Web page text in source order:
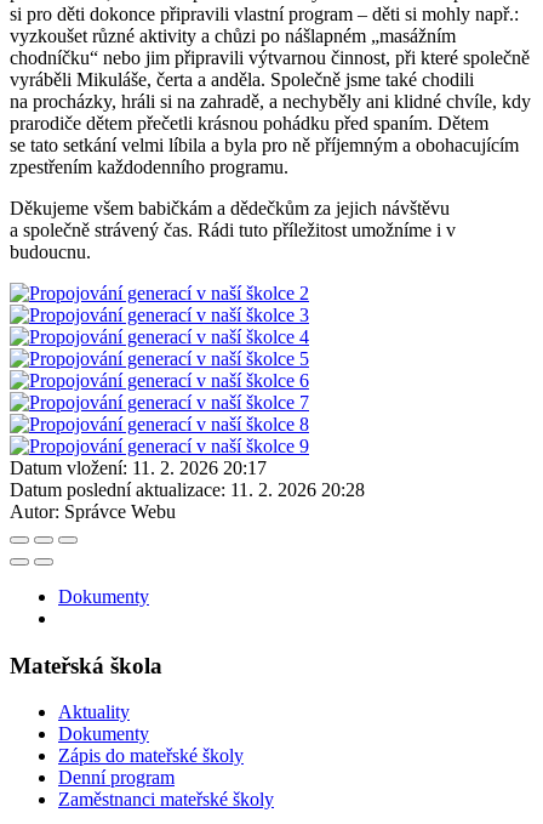
si pro děti dokonce připravili vlastní program – děti si mohly např.:
vyzkoušet různé aktivity a chůzi po nášlapném „masážním
chodníčku“ nebo jim připravili výtvarnou činnost, při které společně
vyráběli Mikuláše, čerta a anděla. Společně jsme také chodili
na procházky, hráli si na zahradě, a nechyběly ani klidné chvíle, kdy
prarodiče dětem přečetli krásnou pohádku před spaním. Dětem
se tato setkání velmi líbila a byla pro ně příjemným a obohacujícím
zpestřením každodenního programu.
Děkujeme všem babičkám a dědečkům za jejich návštěvu
a společně strávený čas. Rádi tuto příležitost umožníme i v
budoucnu.
Datum vložení: 11. 2. 2026 20:17
Datum poslední aktualizace: 11. 2. 2026 20:28
Autor: Správce Webu
Dokumenty
Mateřská škola
Aktuality
Dokumenty
Zápis do mateřské školy
Denní program
Zaměstnanci mateřské školy